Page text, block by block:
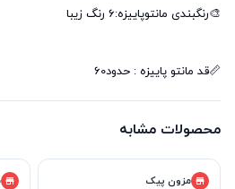
📏قد مانتو پاییزه : حدود60
محصولات مشابه
مزون پیک